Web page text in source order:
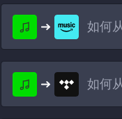
如何
如何